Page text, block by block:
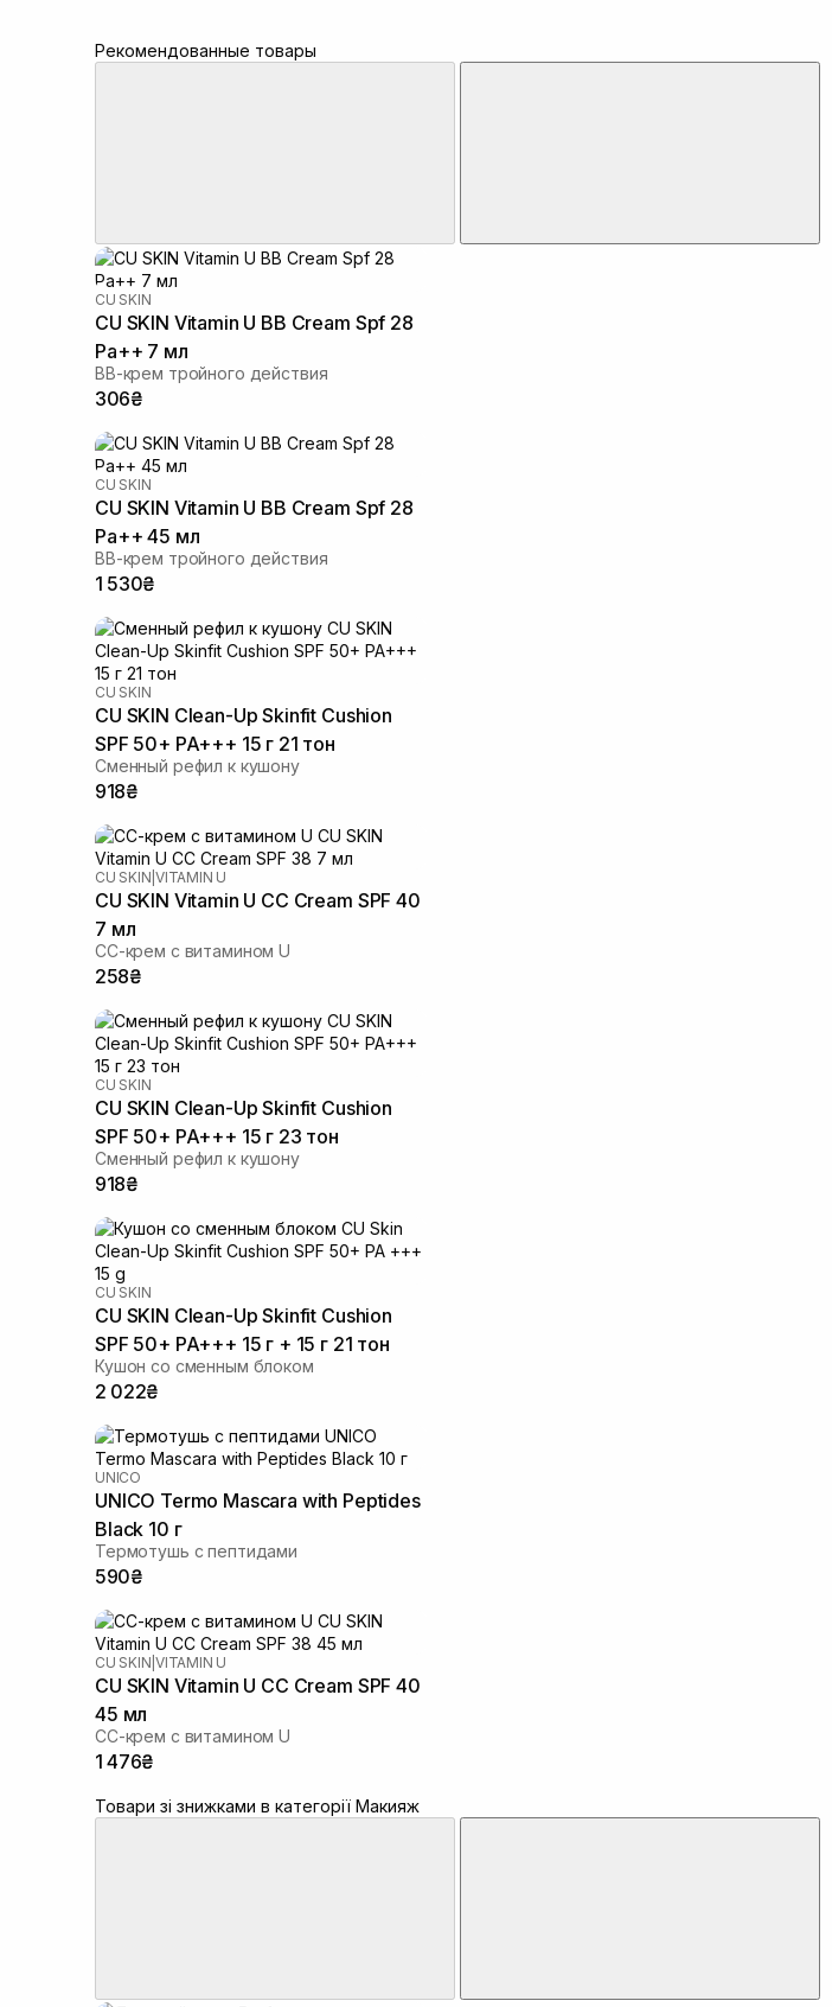
Рекомендованные товары
CU SKIN
CU SKIN Vitamin U BB Cream Spf 28
Pa++ 7 мл
BB-крем тройного действия
306₴
CU SKIN
CU SKIN Vitamin U BB Cream Spf 28
Pa++ 45 мл
BB-крем тройного действия
1 530₴
CU SKIN
CU SKIN Clean-Up Skinfit Cushion
SPF 50+ PA+++ 15 г 21 тон
Сменный рефил к кушону
918₴
CU SKIN |VITAMIN U
CU SKIN Vitamin U CC Cream SPF 40
7 мл
СС-крем с витамином U
258₴
CU SKIN
CU SKIN Clean-Up Skinfit Cushion
SPF 50+ PA+++ 15 г 23 тон
Сменный рефил к кушону
918₴
CU SKIN
CU SKIN Clean-Up Skinfit Cushion
SPF 50+ PA+++ 15 г + 15 г 21 тон
Кушон со сменным блоком
2 022₴
UNICO
UNICO Termo Mascara with Peptides
Black 10 г
Термотушь с пептидами
590₴
CU SKIN |VITAMIN U
CU SKIN Vitamin U CC Cream SPF 40
45 мл
СС-крем с витамином U
1 476₴
Товари зі знижками в категорії Макияж